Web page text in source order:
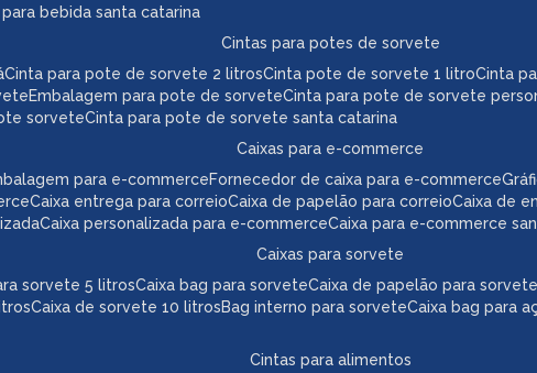
para bebida santa catarina
caixas para e-commerce
para e-commerce fornecedor de caixa para e-commerce
caixa entrega para correio
caixa de papelão para correio
caixa de
caixa personalizada para e-commerce
caixa para e-commerce
caixas para sorvete
sorvete 5 litros
caixa bag para sorvete
caixa de papelão para
caixa de sorvete 10 litros caixa bag para
bag interno para sorvete
cintas para alimentos
cintas para potes de sorvete
cinta para pote de sorvete 2 litros
cinta pote de sorvete 1 litro
cinta
embalagem para pote de sorvete
cinta para pote de sorvete
sorvete
cinta para pote de sorvete santa catarina